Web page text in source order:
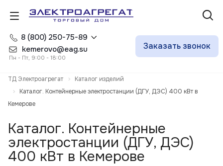
8 (800) 250-75-89
kemerovo@eag.su
Пн - Пт, 9:00 - 18:00
Заказать звонок
ТД Электроагрегат
Каталог изделий
Каталог. Контейнерные электростанции (ДГУ, ДЭС) 400 кВт в
Кемерове
Каталог. Контейнерные
электростанции (ДГУ, ДЭС)
400 кВт в Кемерове